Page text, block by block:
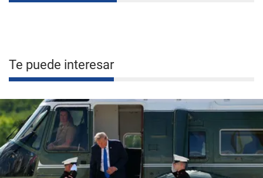
Te puede interesar